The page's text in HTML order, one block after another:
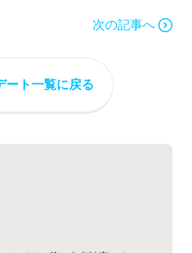
次の記事へ
ート一覧に戻る